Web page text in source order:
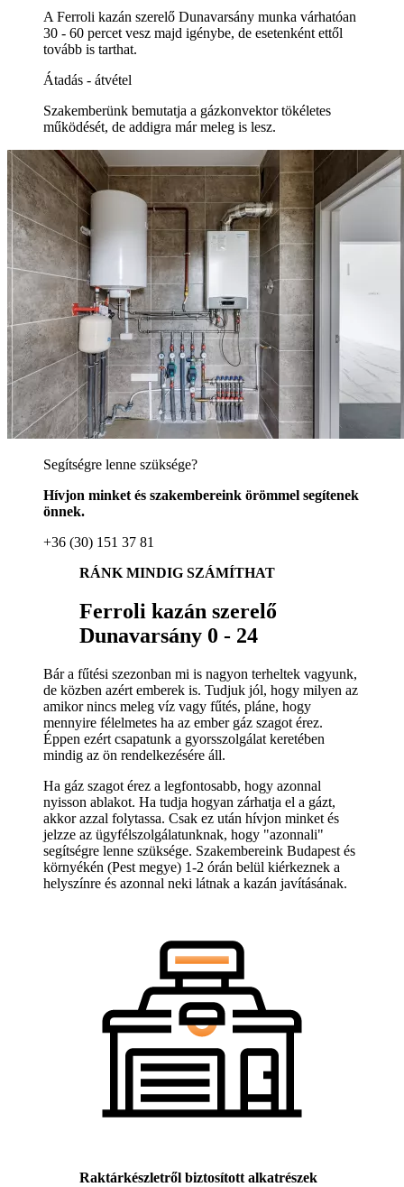
A Ferroli kazán szerelő Dunavarsány munka várhatóan
30 - 60 percet vesz majd igénybe, de esetenként ettől
tovább is tarthat.
Átadás - átvétel
Szakemberünk bemutatja a gázkonvektor tökéletes
működését, de addigra már meleg is lesz.
Segítségre lenne szüksége?
Hívjon minket és szakembereink örömmel segítenek
önnek.
+36 (30) 151 37 81
RÁNK MINDIG SZÁMÍTHAT
Ferroli kazán szerelő
Dunavarsány 0 - 24
Bár a fűtési szezonban mi is nagyon terheltek vagyunk,
de közben azért emberek is. Tudjuk jól, hogy milyen az
amikor nincs meleg víz vagy fűtés, pláne, hogy
mennyire félelmetes ha az ember gáz szagot érez.
Éppen ezért csapatunk a gyorsszolgálat keretében
mindig az ön rendelkezésére áll.
Ha gáz szagot érez a legfontosabb, hogy azonnal
nyisson ablakot. Ha tudja hogyan zárhatja el a gázt,
akkor azzal folytassa. Csak ez után hívjon minket és
jelzze az ügyfélszolgálatunknak, hogy "azonnali"
segítségre lenne szüksége. Szakembereink Budapest és
környékén (Pest megye) 1-2 órán belül kiérkeznek a
helyszínre és azonnal neki látnak a kazán javításának.
Raktárkészletről biztosított alkatrészek